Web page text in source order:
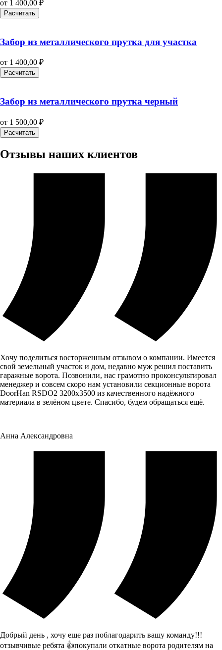
от 1 400,00 ₽
Расчитать
Забор из металлического прутка для участка
от 1 400,00 ₽
Расчитать
Забор из металлического прутка черный
от 1 500,00 ₽
Расчитать
Отзывы наших клиентов
Хочу поделиться восторженным отзывом о компании. Имеется
свой земельный участок и дом, недавно муж решил поставить
гаражные ворота. Позвонили, нас грамотно проконсультировал
менеджер и совсем скоро нам установили секционные ворота
DoorHan RSDO2 3200x3500 из качественного надёжного
материала в зелёном цвете. Спасибо, будем обращаться ещё.
Анна Александровна
Добрый день , хочу еще раз поблагодарить вашу команду!!!
отзывчивые ребята 👍покупали откатные ворота родителям на